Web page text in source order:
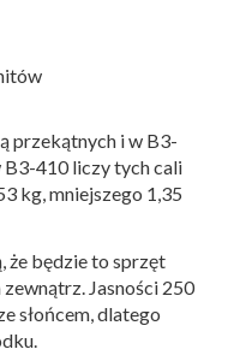
przekątnych i w B3-
B3-410 liczy tych cali
kg, mniejszego 1,35
że będzie to sprzęt
Jasności 250
słońcem, dlatego